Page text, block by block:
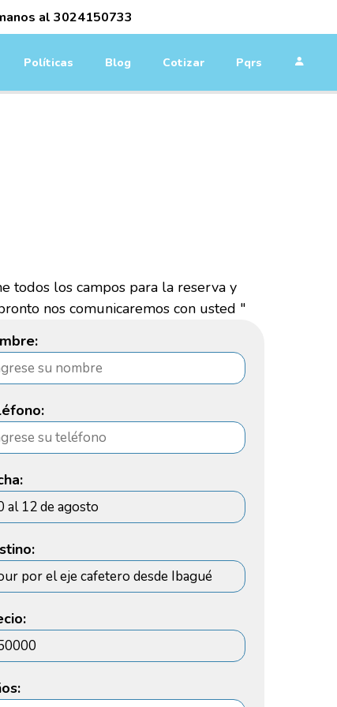
al 3024150733
Políticas Blog Cotizar Pqrs
todos los campos para la reserva y
nos comunicaremos con usted "